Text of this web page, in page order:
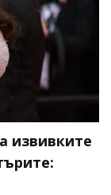
извивките